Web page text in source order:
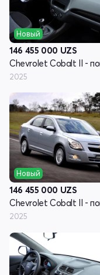
Новый
146 455 000 UZS
2025
Новый
146 455 000 UZS
2025